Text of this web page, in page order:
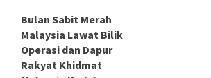
Bulan Sabit Merah
Malaysia Lawat Bilik
Operasi dan Dapur
Rakyat Khidmat